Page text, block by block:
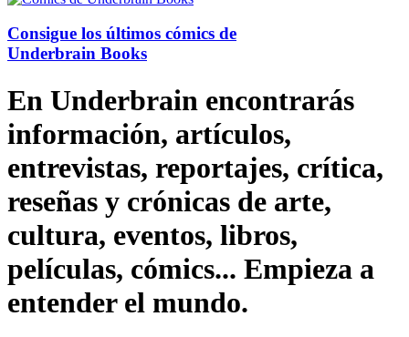
Consigue los últimos cómics de
Underbrain Books
En Underbrain encontrarás
información, artículos,
entrevistas, reportajes, crítica,
reseñas y crónicas de arte,
cultura, eventos, libros,
películas, cómics... Empieza a
entender el mundo.